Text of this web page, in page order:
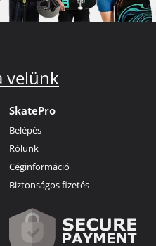
velünk
SkatePro
Belépés
Rólunk
Céginformáció
Biztonságos fizetés